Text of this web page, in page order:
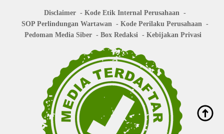
Disclaimer
Kode Etik Internal Perusahaan
SOP Perlindungan Wartawan
Kode Perilaku Perusahaan
Pedoman Media Siber
Box Redaksi Kebijakan Privasi